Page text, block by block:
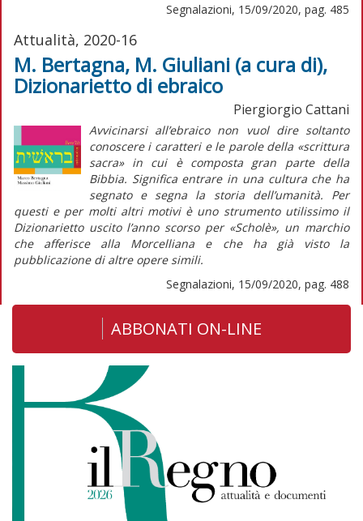
Segnalazioni, 15/09/2020, pag. 485
Attualità, 2020-16
M. Bertagna, M. Giuliani (a cura di),
Dizionarietto di ebraico
Piergiorgio Cattani
Avvicinarsi all’ebraico non vuol dire soltanto
conoscere i caratteri e le parole della «scrittura
sacra» in cui è composta gran parte della
Bibbia. Significa entrare in una cultura che ha
segnato e segna la storia dell’umanità. Per
questi e per molti altri motivi è uno strumento utilissimo il
Dizionariettouscito l’anno scorso per «Scholè», un marchio
che afferisce alla Morcelliana e che ha già visto la
pubblicazione di altre opere simili.
Segnalazioni, 15/09/2020, pag. 488
ABBONATI ON-LINE